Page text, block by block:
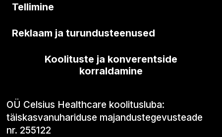
Tellimine
Reklaam ja turundusteenused
Koolituste ja konverentside
korraldamine
OÜ Celsius Healthcare koolitusluba:
täiskasvanuhariduse majandustegevusteade
nr. 255122